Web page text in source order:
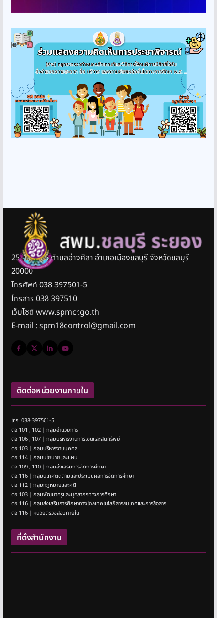
25/11 หมู่ 5 ตำบลอ่างศิลา อำเภอเมืองชลบุรี จังหวัดชลบุรี
20000
โทรศัพท์ 038 397501-5
โทรสาร 038 397510
เว็บไซต์ www.spmcr.go.th
E-mail : spm18control@gmail.com
ติดต่อหน่วยงานภายใน
โทร 038-397501-5
ต่อ 101 , 102 | กลุ่มอำนวยการ
ต่อ 106 , 107 | กลุ่มบริหารงานการเงินและสินทรัพย์
ต่อ 103 | กลุ่มบริหารงานบุคคล
ต่อ 114 | กลุ่มนโยบายและแผน
ต่อ 109 , 110 | กลุ่มส่งเสริมการจัดการศึกษา
ต่อ 116 | กลุ่มนิเทศติดตามและประเมินผลการจัดการศึกษา
ต่อ 112 | กลุ่มกฎหมายและคดี
ต่อ 103 | กลุ่มพัฒนาครูและบุคลากรทางการศึกษา
ต่อ 116 | กลุ่มส่งเสริมการศึกษาทางไกลเทคโนโลยีสารสนเทศและการสื่อสาร
ต่อ 116 | หน่วยตรวจสอบภายใน
ที่ตั้งสำนักงาน